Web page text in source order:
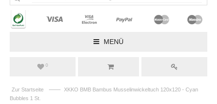
MENÜ
0
Zur Startseite ——
XKKO BMB Bambus Musselinwickeltuch 120x120 - Cyan
Bubbles 1 St.